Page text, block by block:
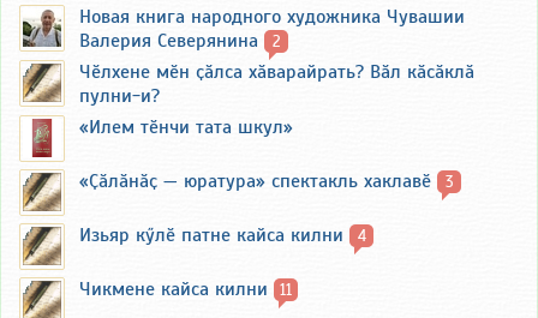
Новая книга народного художника Чувашии
Валерия Северянина
2
Чӗлхене мӗн ҫӑлса хӑварайрать? Вӑл кӑсӑклӑ
пулни-и?
«Илем тӗнчи тата шкул»
«Ҫӑлӑнӑҫ — юратура» спектакль хаклавӗ 3
Изьяр кӳлӗ патне кайса килни 4
Чикмене кайса килни 11